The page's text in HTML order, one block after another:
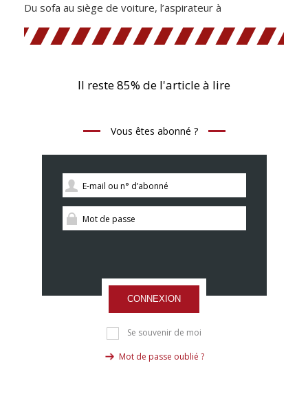
Du sofa au siège de voiture, l’aspirateur à
Il reste 85% de l'article à lire
Vous êtes abonné ?
CONNEXION
Se souvenir de moi
Mot de passe oublié ?